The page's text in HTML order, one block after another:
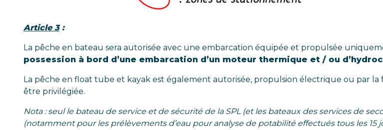
Article 3:
La pêche en bateau sera autorisée avec une embarcation équipée et propulsée
possession à bord d’une embarcation d’un moteur thermique et / ou
La pêche en float tube et kayak est également autorisée, propulsion électrique ou par
être privilégiée.
Nota : seul le bateau de service et de sécurité de la SPL (et les bateaux des services de
(notamment pour les prélèvements d’eau pour analyse de potabilité effectués tous les 15